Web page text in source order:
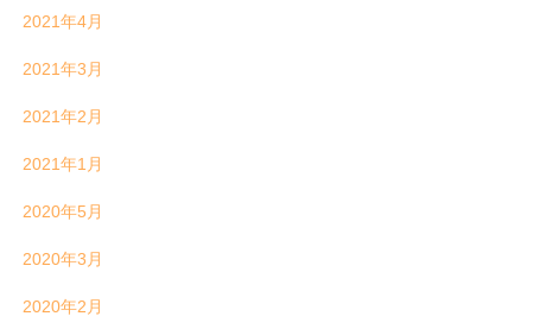
2021年4月
2021年3月
2021年2月
2021年1月
2020年5月
2020年3月
2020年2月